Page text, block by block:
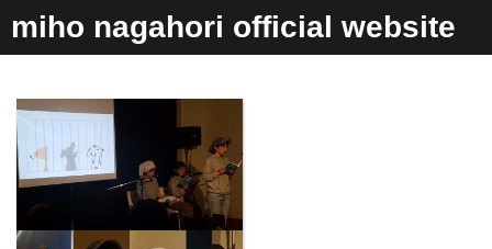
テ
miho nagahori official website